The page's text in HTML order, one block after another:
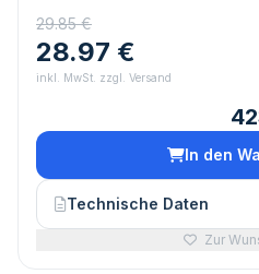
29.85 €
28.97 €
inkl. MwSt. zzgl. Versand
In den
Technische Daten
Zur